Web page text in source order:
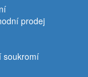
prodej
soukromí